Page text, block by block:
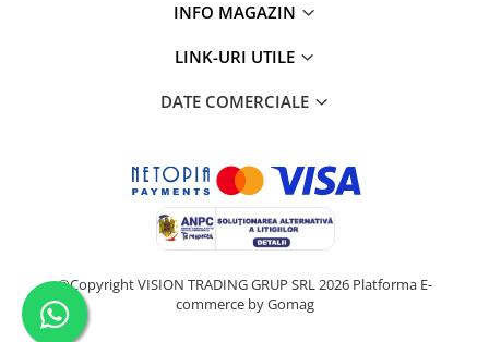
INFO MAGAZIN
LINK-URI UTILE
DATE COMERCIALE
©Copyright VISION TRADING GRUP SRL 2026 Platforma E-
commerce by Gomag